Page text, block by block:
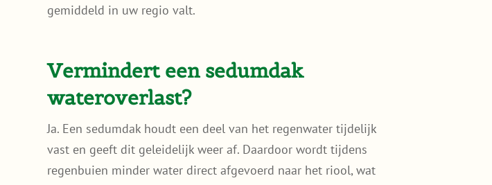
gemiddeld in uw regio valt.
Vermindert een sedumdak
wateroverlast?
Ja. Een sedumdak houdt een deel van het regenwater tijdelijk
vast en geeft dit geleidelijk weer af. Daardoor wordt tijdens
regenbuien minder water direct afgevoerd naar het riool, wat